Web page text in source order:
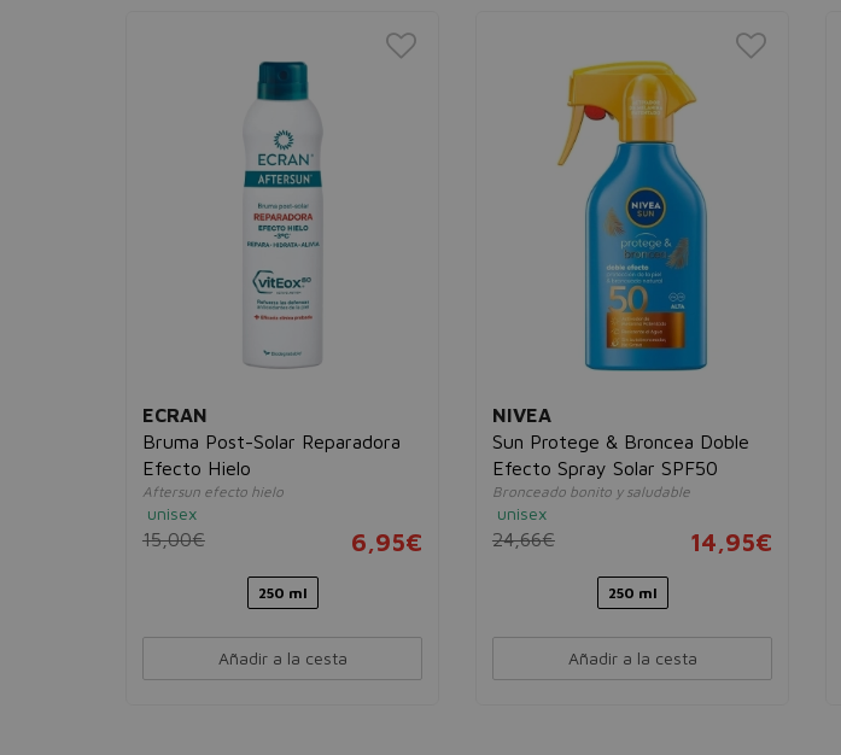
ECRAN
Bruma Post-Solar Reparadora
Efecto Hielo
Aftersun efecto hielo
unisex
15,00€ 6,95€
250 ml
Añadir a la cesta
NIVEA
Sun Protege & Broncea Doble
Efecto Spray Solar SPF50
Bronceado bonito y saludable
unisex
24,66€ 14,95€
250 ml
Añadir a la cesta